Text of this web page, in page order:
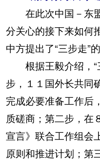
在此次中国－东
分关心的接下来如何
中方提出了“三步走”的
根据王毅介绍，“
步，１１国外长共同
完成必要准备工作后
质磋商；第二步，在
宣言》联合工作组会
原则和推进计划；第